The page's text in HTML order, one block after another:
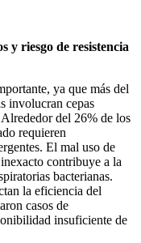
y riesgo de resistencia
ya que más del
involucran cepas
Alrededor del 26% de los
requieren
El mal uso de
contribuye a la
bacterianas.
la eficiencia del
casos de
insuficiente de